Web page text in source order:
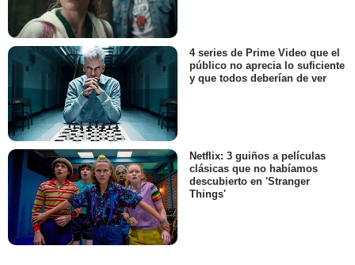
4 series de Prime Video que el
público no aprecia lo suficiente
y que todos deberían de ver
Netflix: 3 guiños a películas
clásicas que no habíamos
descubierto en 'Stranger
Things'